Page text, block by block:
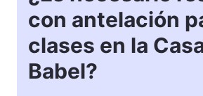
con antelación
clases en la
Babel?